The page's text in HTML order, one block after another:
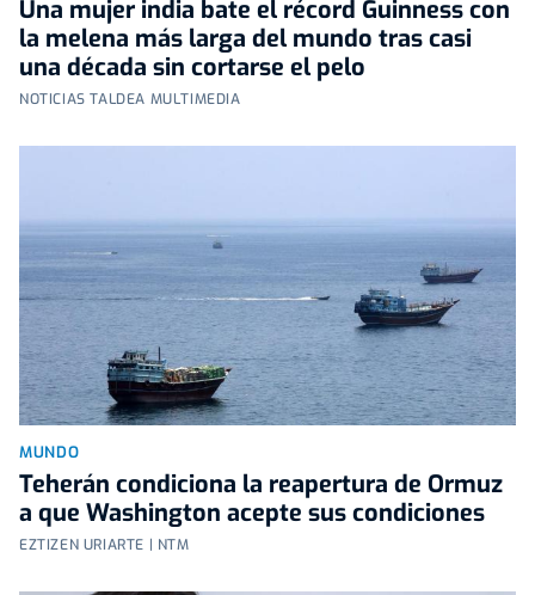
Una mujer india bate el récord Guinness con
la melena más larga del mundo tras casi
una década sin cortarse el pelo
NOTICIAS TALDEA MULTIMEDIA
MUNDO
Teherán condiciona la reapertura de Ormuz
a que Washington acepte sus condiciones
EZTIZEN URIARTE | NTM